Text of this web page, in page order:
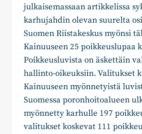
julkaisemassaan artikkelissa
karhujahdin olevan suurelta
Suomen Riistakeskus myönsi
Kainuuseen 25 poikkeuslupaa
Poikkeusluvista on äskettäin
hallinto-oikeuksiin. Valitukset
Kainuuseen myönnetyistä
Suomessa poronhoitoalueen
myönnetty karhulle 197
valitukset koskevat 111